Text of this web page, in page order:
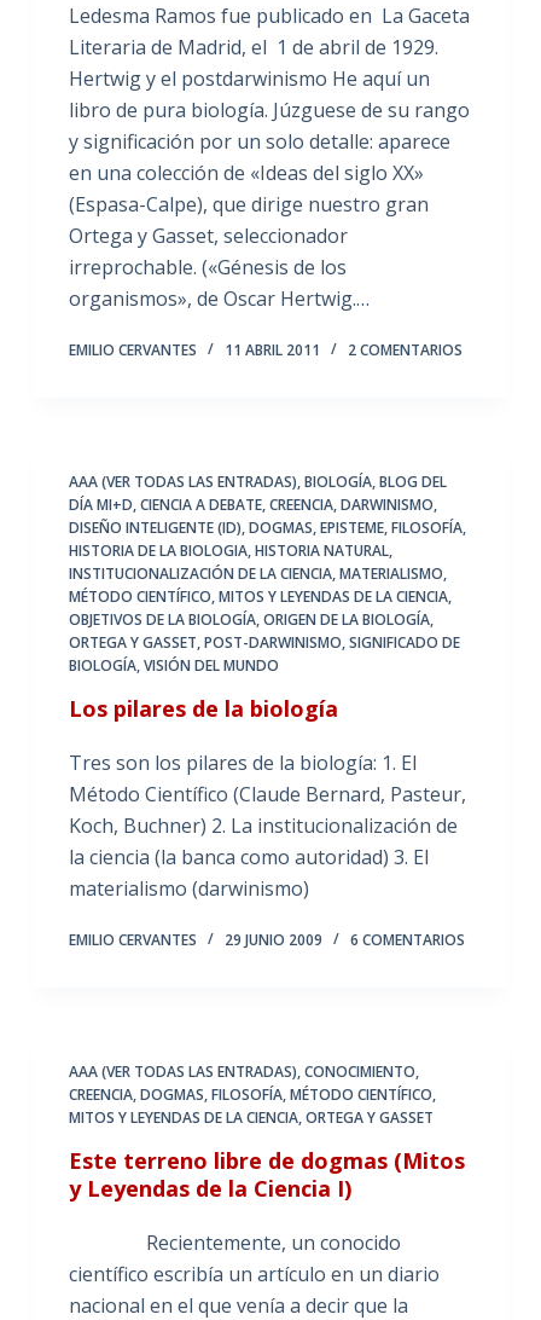
Ledesma Ramos fue publicado en La Gaceta
Literaria de Madrid, el 1 de abril de 1929.
Hertwig y el postdarwinismo He aquí un
libro de pura biología. Júzguese de su rango
y significación por un solo detalle: aparece
en una colección de «Ideas del siglo XX»
(Espasa-Calpe), que dirige nuestro gran
Ortega y Gasset, seleccionador
irreprochable. («Génesis de los
organismos», de Oscar Hertwig.…
EMILIO CERVANTES 11 ABRIL 2011 2 COMENTARIOS
AAA (VER TODAS LAS ENTRADAS),BIOLOGÍA,BLOG DEL
DÍA MI+D,CIENCIA A DEBATE,CREENCIA,DARWINISMO,
DISEÑO INTELIGENTE (ID),DOGMAS,EPISTEME,FILOSOFÍA,
HISTORIA DE LA BIOLOGIA,HISTORIA NATURAL,
INSTITUCIONALIZACIÓN DE LA CIENCIA,MATERIALISMO,
MÉTODO CIENTÍFICO,MITOS Y LEYENDAS DE LA CIENCIA,
OBJETIVOS DE LA BIOLOGÍA,ORIGEN DE LA BIOLOGÍA,
ORTEGA Y GASSET,POST-DARWINISMO,SIGNIFICADO DE
BIOLOGÍA,VISIÓN DEL MUNDO
Los pilares de la biología
Tres son los pilares de la biología: 1. El
Método Científico (Claude Bernard, Pasteur,
Koch, Buchner) 2. La institucionalización de
la ciencia (la banca como autoridad) 3. El
materialismo (darwinismo)
EMILIO CERVANTES 29 JUNIO 2009 6 COMENTARIOS
AAA (VER TODAS LAS ENTRADAS),CONOCIMIENTO,
CREENCIA,DOGMAS,FILOSOFÍA,MÉTODO CIENTÍFICO,
MITOS Y LEYENDAS DE LA CIENCIA,ORTEGA Y GASSET
Este terreno libre de dogmas (Mitos
y Leyendas de la Ciencia I)
Recientemente, un conocido
científico escribía un artículo en un diario
nacional en el que venía a decir que la